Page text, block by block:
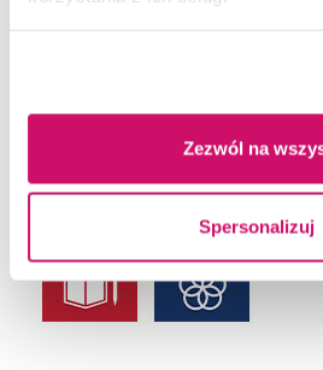
Zezwól na
Spersonalizuj